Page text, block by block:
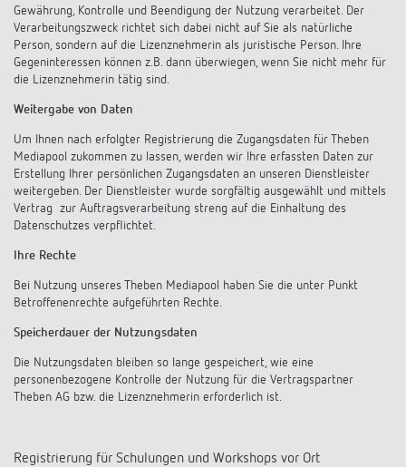
Gewährung, Kontrolle und Beendigung der Nutzung verarbeitet. Der
Verarbeitungszweck richtet sich dabei nicht auf Sie als natürliche
Person, sondern auf die Lizenznehmerin als juristische Person. Ihre
Gegeninteressen können z.B. dann überwiegen, wenn Sie nicht mehr für
die Lizenznehmerin tätig sind.
Weitergabe von Daten
Um Ihnen nach erfolgter Registrierung die Zugangsdaten für Theben
Mediapool zukommen zu lassen, werden wir Ihre erfassten Daten zur
Erstellung Ihrer persönlichen Zugangsdaten an unseren Dienstleister
weitergeben. Der Dienstleister wurde sorgfältig ausgewählt und mittels
Vertrag zur Auftragsverarbeitung streng auf die Einhaltung des
Datenschutzes verpflichtet.
Ihre Rechte
Bei Nutzung unseres Theben Mediapool haben Sie die unter Punkt
Betroffenenrechte aufgeführten Rechte.
Speicherdauer der Nutzungsdaten
Die Nutzungsdaten bleiben so lange gespeichert, wie eine
personenbezogene Kontrolle der Nutzung für die Vertragspartner
Theben AG bzw. die Lizenznehmerin erforderlich ist.
Registrierung für Schulungen und Workshops vor Ort